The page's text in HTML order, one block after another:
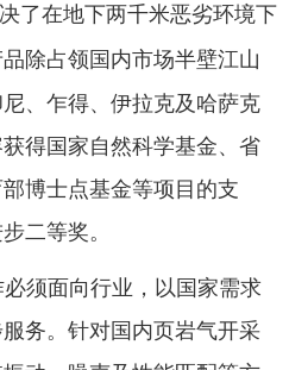
决了在地下两千米恶劣环境下
除占领国内市场半壁江山
、乍得、伊拉克及哈萨克
得国家自然科学基金、省
博士点基金等项目的支
二等奖。
须面向行业，以国家需求
务。 针对国内页岩气开采